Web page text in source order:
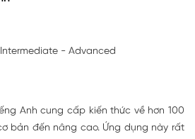
- Advanced
Anh cung cấp kiến thức về hơn 100
bản đến nâng cao. Ứng dụng này rất